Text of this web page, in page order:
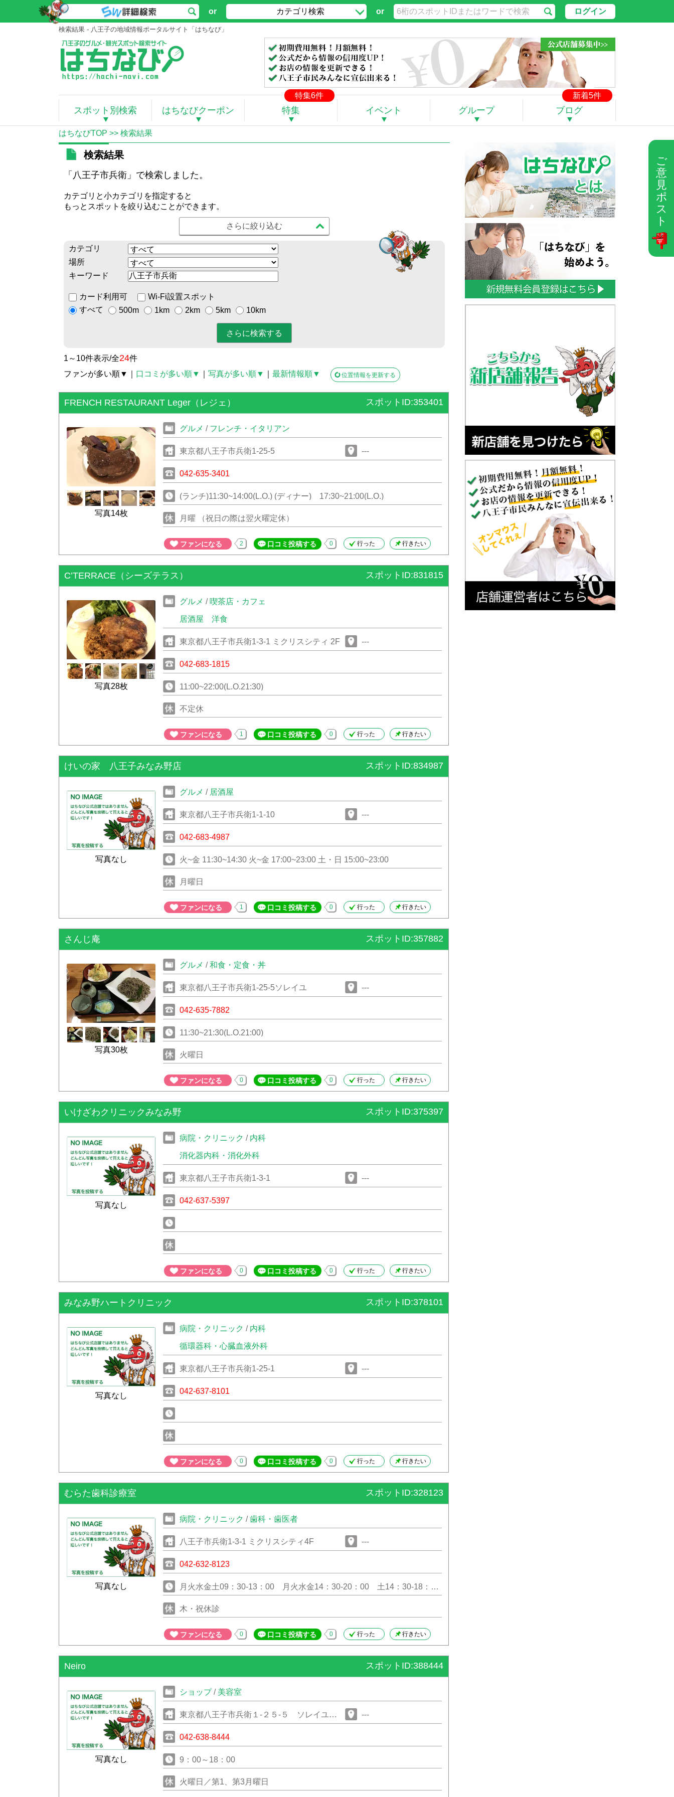
ご
意
見
ポ
ス
ト
or カテゴリ検索 or ログイン
検索結果 - 八王子の地域情報ポータルサイト「はちなび」
特集6件 新着5件
スポット別検索 はちなびクーポン 特集 イベント グループ ブログ
はちなびTOP >> 検索結果
検索結果
「八王子市兵衛」で検索しました。
カテゴリと小カテゴリを指定すると
もっとスポットを絞り込むことができます。
さらに絞り込む
カテゴリ
場所
キーワード
カード利用可
Wi-Fi設置スポット
すべて
500m 1km 2km 5km 10km
1～10件表示/全24件
ファンが多い順▼
口コミが多い順▼ 写真が多い順▼ 最新情報順▼ 位置情報を更新する
FRENCH RESTAURANT Leger（レジェ） スポットID:353401
写真14枚
グルメ / フレンチ・イタリアン
東京都八王子市兵衛1-25-5 ---
042-635-3401
(ランチ)11:30~14:00(L.O.) (ディナー) 17:30~21:00(L.O.)
月曜 （祝日の際は翌火曜定休）
ファンになる 2 口コミ投稿する 0 行った 行きたい
C’TERRACE（シーズテラス） スポットID:831815
写真28枚
グルメ / 喫茶店・カフェ
居酒屋 洋食
東京都八王子市兵衛1-3-1 ミクリスシティ 2F ---
042-683-1815
11:00~22:00(L.O.21:30)
不定休
ファンになる 1 口コミ投稿する 0 行った 行きたい
けいの家 八王子みなみ野店 スポットID:834987
写真なし
グルメ / 居酒屋
東京都八王子市兵衛1-1-10 ---
042-683-4987
火~金 11:30~14:30 火~金 17:00~23:00 土・日 15:00~23:00
月曜日
ファンになる 1 口コミ投稿する 0 行った 行きたい
さんじ庵 スポットID:357882
写真30枚
グルメ /和食・定食・丼
東京都八王子市兵衛1-25-5ソレイユ ---
042-635-7882
11:30~21:30(L.O.21:00)
火曜日
ファンになる 0 口コミ投稿する 0 行った 行きたい
いけざわクリニックみなみ野 スポットID:375397
写真なし
病院・クリニック / 内科
消化器内科・消化外科
東京都八王子市兵衛1-3-1 ---
042-637-5397
ファンになる 0 口コミ投稿する 0 行った 行きたい
みなみ野ハートクリニック スポットID:378101
写真なし
病院・クリニック / 内科
循環器科・心臓血液外科
東京都八王子市兵衛1-25-1 ---
042-637-8101
ファンになる 0 口コミ投稿する 0 行った 行きたい
むらた歯科診療室 スポットID:328123
写真なし
病院・クリニック /歯科・歯医者
八王子市兵衛1-3-1 ミクリスシティ4F ---
042-632-8123
月火水金土09：30-13：00 月火水金14：30-20：00 土14：30-18：00
日09：30-14：00
木・祝休診
ファンになる 0 口コミ投稿する 0 行った 行きたい
Neiro スポットID:388444
写真なし
ショップ/ 美容室
東京都八王子市兵衛１‐２５‐５ ソレイユ１
Ｆ
---
042-638-8444
9：00～18：00
火曜日／第1、第3月曜日